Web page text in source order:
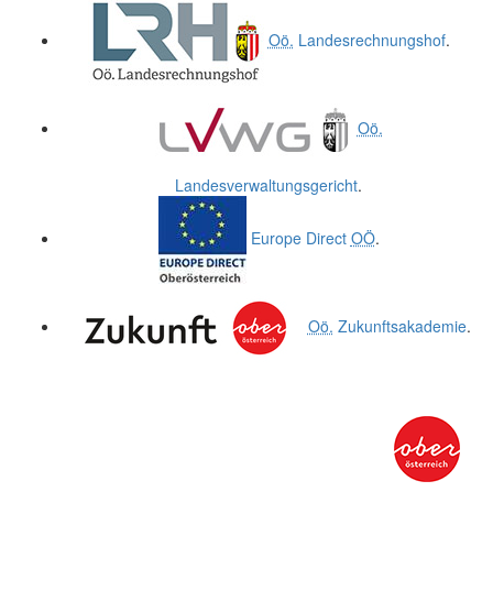
Oö. Landesrechnungshof.
Oö.
Landesverwaltungsgericht.
Europe Direct OÖ.
Oö. Zukunftsakademie.